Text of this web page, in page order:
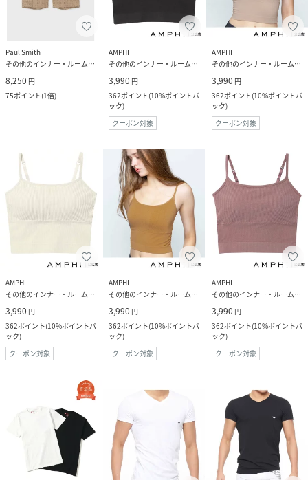
Paul Smith
その他のインナー・ルームウェア
8,250 円
75ポイント(1倍)
AMPHI
その他のインナー・ルームウェア
3,990 円
362ポイント(10%ポイントバ
ック)
クーポン対象
AMPHI
その他のインナー・ルームウェア
3,990 円
362ポイント(10%ポイントバ
ック)
クーポン対象
AMPHI
その他のインナー・ルームウェア
3,990 円
362ポイント(10%ポイントバ
ック)
クーポン対象
AMPHI
その他のインナー・ルームウェア
3,990 円
362ポイント(10%ポイントバ
ック)
クーポン対象
AMPHI
その他のインナー・ルームウェア
3,990 円
362ポイント(10%ポイントバ
ック)
クーポン対象